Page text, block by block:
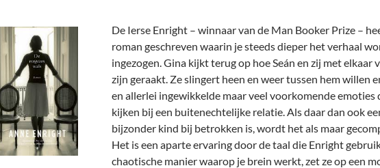
De Ierse Enright – winnaar van de Man Booker Prize –
roman geschreven waarin je steeds dieper het verhaal
ingezogen. Gina kijkt terug op hoe Seán en zij met elkaar
zijn geraakt. Ze slingert heen en weer tussen hem willen
en allerlei ingewikkelde maar veel voorkomende emoties
kijken bij een buitenechtelijke relatie. Als daar dan ook
bijzonder kind bij betrokken is, wordt het als maar
Het is een aparte ervaring door de taal die Enright
chaotische manier waarop je brein werkt, zet ze op een